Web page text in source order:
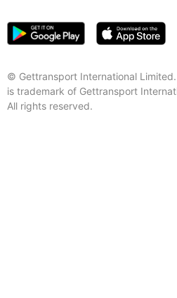
© Gettransport International
is trademark of Gettransport
All rights reserved.